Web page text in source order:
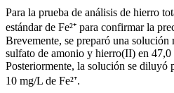
Para la prueba de análisis de hierro
estándar de Fe²⁺ para confirmar la
Brevemente, se preparó una
sulfato de amonio y hierro(II) en
Posteriormente, la solución se diluyó
10 mg/L de Fe²⁺.